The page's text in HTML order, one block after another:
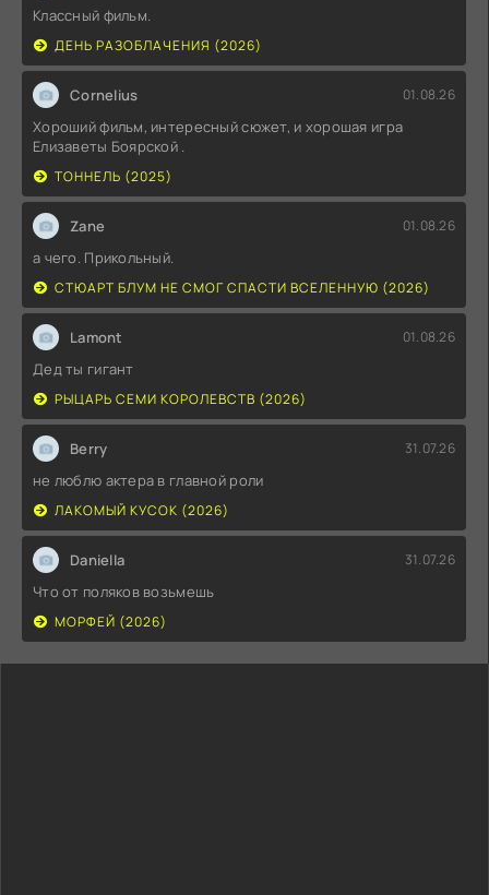
Классный фильм.
ДЕНЬ РАЗОБЛАЧЕНИЯ (2026)
Cornelius 01.08.26
Хороший фильм, интересный сюжет, и хорошая игра
Елизаветы Боярской .
ТОННЕЛЬ (2025)
Zane 01.08.26
а чего. Прикольный.
СТЮАРТ БЛУМ НЕ СМОГ СПАСТИ ВСЕЛЕННУЮ (2026)
Lamont 01.08.26
Дед ты гигант
РЫЦАРЬ СЕМИ КОРОЛЕВСТВ (2026)
Berry 31.07.26
не люблю актера в главной роли
ЛАКОМЫЙ КУСОК (2026)
Daniella 31.07.26
Что от поляков возьмешь
МОРФЕЙ (2026)